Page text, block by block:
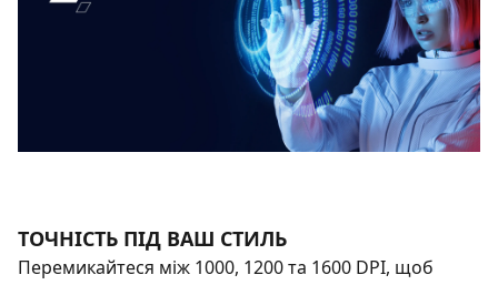
ТОЧНІСТЬ ПІД ВАШ СТИЛЬ
Перемикайтеся між 1000, 1200 та 1600 DPI, щоб